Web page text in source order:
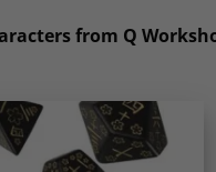
from Q
Add to